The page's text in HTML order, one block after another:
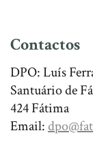
Contactos
DPO: Luís
Santuário de
424 Fátima
Email: